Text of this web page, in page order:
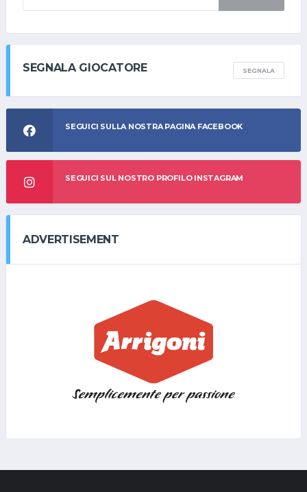
SEGNALA GIOCATORE SEGNALA
SEGUICI SULLA NOSTRA PAGINA FACEBOOK
SEGUICI SUL NOSTRO PROFILO INSTAGRAM
ADVERTISEMENT